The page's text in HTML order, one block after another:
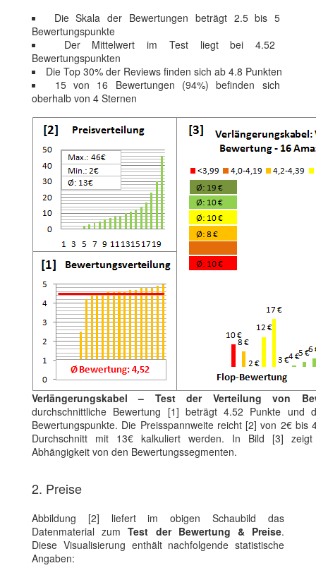
Die Skala der Bewertungen beträgt 2.5 bis 5
Bewertungspunkte
Der Mittelwert im Test liegt bei 4.52
Bewertungspunkten
Die Top 30% der Reviews finden sich ab 4.8 Punkten
15 von 16 Bewertungen (94%) befinden sich
oberhalb von 4 Sternen
Verlängerungskabel – Test der Verteilung von
durchschnittliche Bewertung [1] beträgt 4.52 Punkte und
Bewertungspunkte. Die Preisspannweite reicht [2] von 2€ bis
Durchschnitt mit 13€ kalkuliert werden. In Bild [3]
Abhängigkeit von den Bewertungssegmenten.
2. Preise
Abbildung [2] liefert im obigen Schaubild das
Datenmaterial zumTest der Bewertung & Preise.
Diese Visualisierung enthält nachfolgende statistische
Angaben: